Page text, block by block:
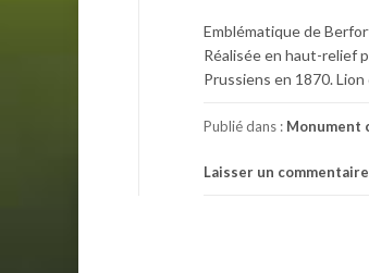
Emblématique de
Réalisée en haut-relief
Prussiens en 1870.
Publié dans : Monument
Laisser un commentaire